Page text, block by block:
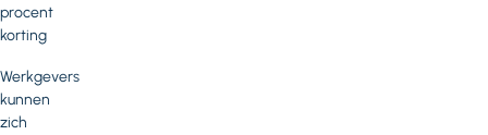
procent
korting
Werkgevers
kunnen
zich